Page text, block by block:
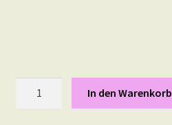
In den Warenkorb